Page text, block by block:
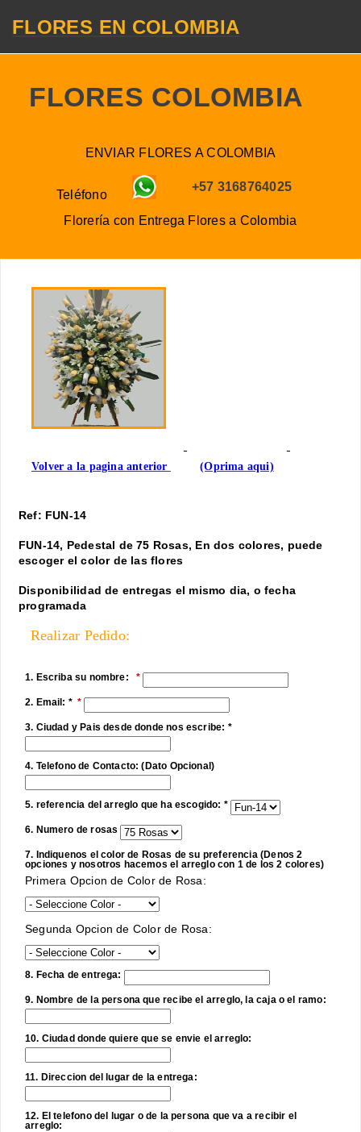
FLORES EN COLOMBIA
FLORES COLOMBIA
ENVIAR FLORES A COLOMBIA
Teléfono
+57 3168764025
Florería con Entrega Flores a Colombia
Volver a la pagina anterior (Oprima aqui)
Ref: FUN-14
FUN-14, Pedestal de 75 Rosas, En dos colores, puede
escoger el color de las flores
Disponibilidad de entregas el mismo dia, o fecha
programada
Realizar Pedido:
1. Escriba su nombre:
2. Email: *
3. Ciudad y Pais desde donde nos escribe: *
4. Telefono de Contacto: (Dato Opcional)
5. referencia del arreglo que ha escogido: *
6. Numero de rosas
7. Indiquenos el color de Rosas de su preferencia (Denos 2
opciones y nosotros hacemos el arreglo con 1 de los 2 colores)
Primera Opcion de Color de Rosa:
Segunda Opcion de Color de Rosa:
8. Fecha de entrega:
9. Nombre de la persona que recibe el arreglo, la caja o el ramo:
10. Ciudad donde quiere que se envie el arreglo:
11. Direccion del lugar de la entrega:
12. El telefono del lugar o de la persona que va a recibir el
arreglo: